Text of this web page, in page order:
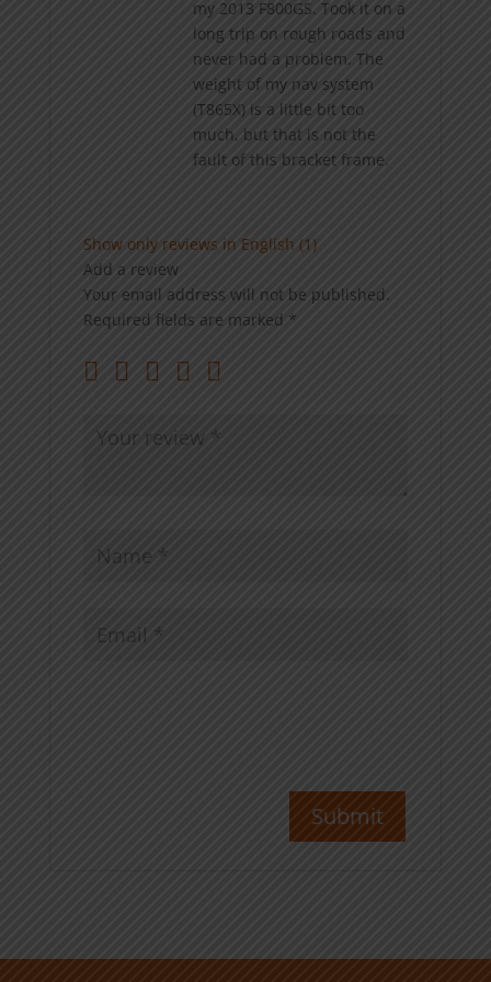
my 2013 F800GS. Took it on a
long trip on rough roads and
never had a problem. The
weight of my nav system
(T865X) is a little bit too
much, but that is not the
fault of this bracket frame.
Show only reviews in English (1)
Add a review
Your email address will not be published.
Required fields are marked *